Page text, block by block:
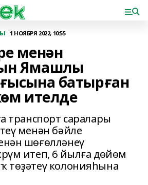
1 НОЯБРЯ 2022, 10:55
менән
Ямашлы
батырған
ителде
транспорт саралары
менән бәйле
шөғөлләнеү
итеп, 6 йылға дөйөм
төҙәтеү колонияһына